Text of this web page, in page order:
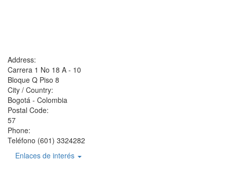
Address:
Carrera 1 No 18 A - 10
Bloque Q Piso 8
City / Country:
Bogotá - Colombia
Postal Code:
57
Phone:
Teléfono (601) 3324282
Enlaces de interés